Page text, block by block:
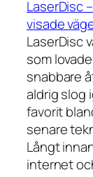
LaserDisc
visade
LaserDisc
som
snabbare
aldrig slog
favorit
senare
Långt
internet